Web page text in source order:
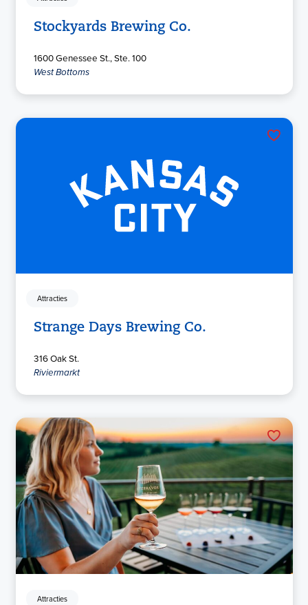
Stockyards Brewing Co.
1600 Genessee St., Ste. 100
West Bottoms
Attracties
Strange Days Brewing Co.
316 Oak St.
Riviermarkt
Attracties